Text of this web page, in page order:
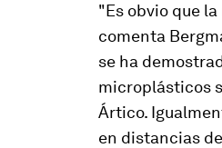
"Es obvio que
comenta
se ha
microplásticos
Ártico.
en distancias